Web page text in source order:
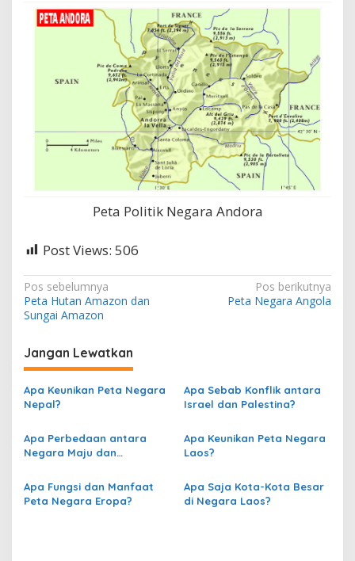
Peta Politik Negara Andora
Post Views: 506
N
a
i
g
a
i
o
s
Pos sebelumnya
Peta Hutan Amazon dan
Sungai Amazon
Pos berikutnya
Peta Negara Angola
Jangan Lewatkan
Apa Keunikan Peta Negara
Nepal?
Apa Sebab Konflik antara
Israel dan Palestina?
Apa Perbedaan antara
Negara Maju dan
Peta?
Apa Keunikan Peta Negara
Laos?
Apa Fungsi dan Manfaat
Peta Negara Eropa?
Apa Saja Kota-Kota Besar
di Negara Laos?